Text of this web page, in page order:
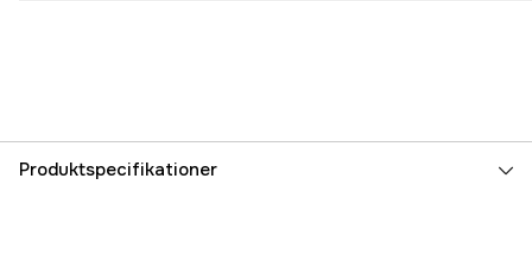
Produktspecifikationer